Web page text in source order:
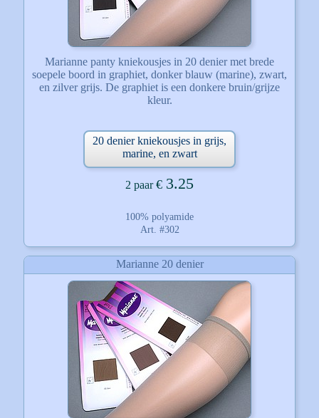
Marianne panty kniekousjes in 20 denier met brede
soepele boord in graphiet, donker blauw (marine), zwart,
en zilver grijs. De graphiet is een donkere bruin/grijze
kleur.
Art. #302
2 paar€ 3.25
100% polyamide
20 denier kniekousjes in grijs,
marine, en zwart
Marianne 20 denier